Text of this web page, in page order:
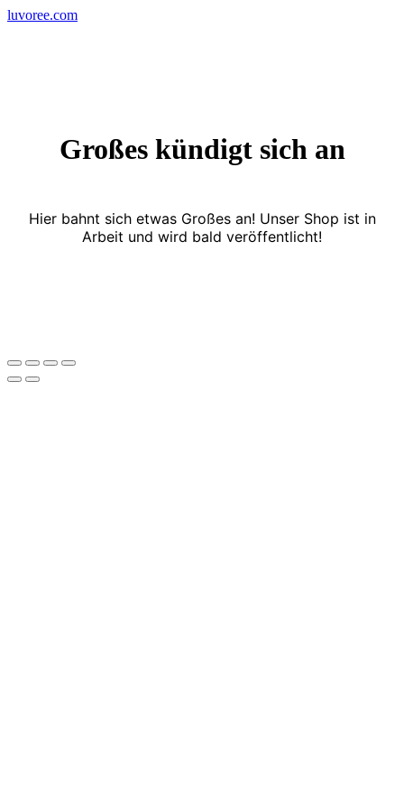
Skip
luvoree.com
Großes kündigt sich an
Hier bahnt sich etwas Großes an! Unser Shop ist in
Arbeit und wird bald veröffentlicht!